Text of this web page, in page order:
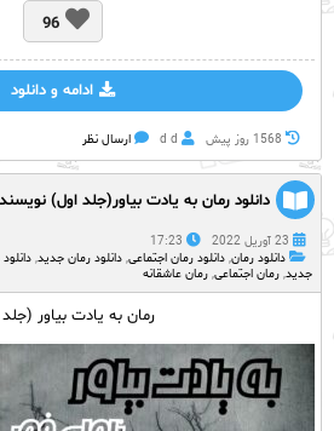
96
ادامه و دانلود
1568 روز پيش d d ارسال نظر
23 آوریل 2022
17:23
دانلود رمان, دانلود رمان اجتماعی, دانلود رمان جدید,
جدید, رمان اجتماعی, رمان عاشقانه
رمان به یادت بیاور